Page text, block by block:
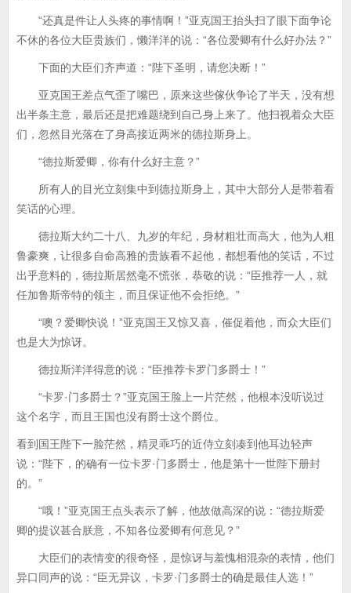
“还真是件让人头疼的事情啊！”亚克国王抬头扫了眼下面争论
不休的各位大臣贵族们，懒洋洋的说：“各位爱卿有什么好办法？”
下面的大臣们齐声道：“陛下圣明，请您决断！”
亚克国王差点气歪了嘴巴，原来这些傢伙争论了半天，没有想
出半条主意，最后还是把难题绕到自己身上来了。他扫视着众大臣
们，忽然目光落在了身高接近两米的德拉斯身上。
“德拉斯爱卿，你有什么好主意？”
所有人的目光立刻集中到德拉斯身上，其中大部分人是带着看
笑话的心理。
德拉斯大约二十八、九岁的年纪，身材粗壮而高大，他为人粗
鲁豪爽，让很多自命高雅的贵族看不起他，都想看他的笑话，不过
出乎意料的，德拉斯居然毫不慌张，恭敬的说：“臣推荐一人，就
任加鲁斯帝特的领主，而且保证他不会拒绝。”
“噢？爱卿快说！”亚克国王又惊又喜，催促着他，而众大臣们
也是大为惊讶。
德拉斯洋洋得意的说：“臣推荐卡罗门多爵士！”
“卡罗·门多爵士？”亚克国王脸上一片茫然，他根本没听说过
这个名字，而且王国也没有爵士这个爵位。
看到国王陛下一脸茫然，精灵乖巧的近侍立刻凑到他耳边轻声
说：“陛下，的确有一位卡罗·门多爵士，他是第十一世陛下册封
的。”
“哦！”亚克国王点头表示了解，他故做高深的说：“德拉斯爱
卿的提议甚合朕意，不知各位爱卿有何意见？”
大臣们的表情变的很奇怪，是惊讶与羞愧相混杂的表情，他们
异口同声的说：“臣无异议，卡罗·门多爵士的确是最佳人选！”